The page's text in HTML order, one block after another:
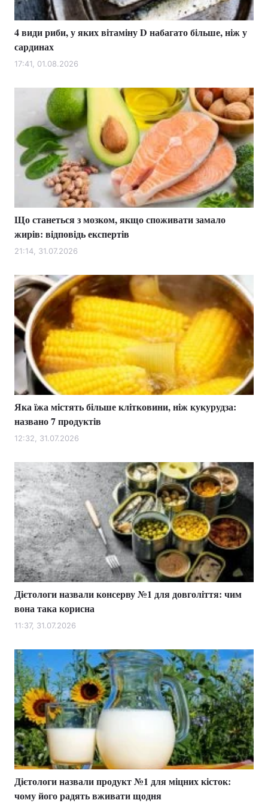
Головна Війна
Україна
Економіка Світ
Спорт Наука
Техно і зв'язок Лайт
Зброя Інциденти
Здоров'я Туризм
Цікавинки Погода
Екологія
Лонгріди
Відео з Youtube Статті
Інтерв'ю Думки
Архів Вакансії
Контакти
Тема оформлення
4 види риби, у яких вітаміну D набагато більше, ніж у
сардинах
17:41, 01.08.2026
Що станеться з мозком, якщо споживати замало
жирів: відповідь експертів
21:14, 31.07.2026
Яка їжа містять більше клітковини, ніж кукурудза:
названо 7 продуктів
12:32, 31.07.2026
Дієтологи назвали консерву №1 для довголіття: чим
вона така корисна
11:37, 31.07.2026
Дієтологи назвали продукт №1 для міцних кісток:
чому його радять вживати щодня